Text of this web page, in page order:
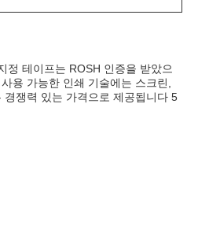
정 테이프는 ROSH 인증을 받았으
용 가능한 인쇄 기술에는 스크린,
쟁력 있는 가격으로 제공됩니다 5